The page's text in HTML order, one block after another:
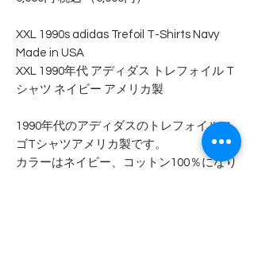
XXL 1990s adidas Trefoil T-Shirts Navy
Made in USA
XXL 1990年代 アディダス トレフォイル T
シャツ ネイビー アメリカ製
1990年代のアディダスのトレフォイルロ
ゴTシャツアメリカ製です。
カラーはネイビー、コットン100％になり